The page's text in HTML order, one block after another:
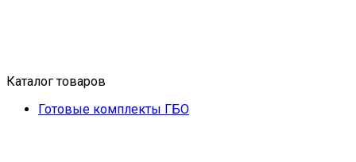
Каталог товаров
Готовые комплекты ГБО